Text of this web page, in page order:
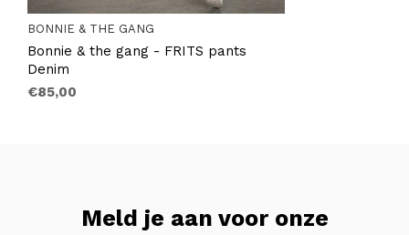
BONNIE & THE GANG
Bonnie & the gang - FRITS pants
Denim
€85,00
Meld je aan voor onze